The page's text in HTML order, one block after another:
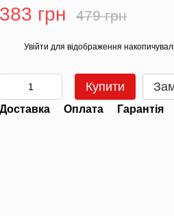
383 грн 479 грн
Увійти для відображення
Купити
Доставка Оплата Гарантія